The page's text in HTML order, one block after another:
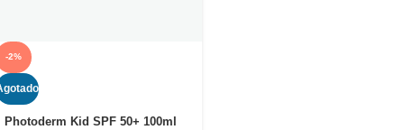
-2%
Photoderm Kid SPF 50+ 100ml